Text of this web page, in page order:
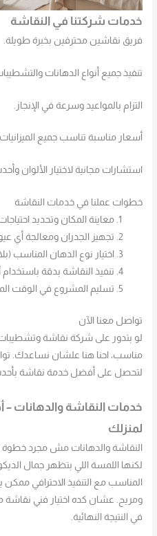
خدمات شركتنا في النقاشة
فريق نقاشين محترفين بخبرة طويلة.
تنفيذ جميع أنواع الدهانات
التزام بالمواعيد وسرعة في الإنجاز.
أسعار مناسبة تناسب جميع
استشارات مجانية لاختيار الألوان
خطوات عملنا في خدمات النقاشة
معاينة المكان وتحديد
تجهيز الجدران ومعالجة أي
اختيار نوع الدهان المناسب
تنفيذ النقاشة بدقة
تسليم المشروع في الوقت
تواصل معنا الآن
لو بتدور على شركة نقاشة
مناسب، احنا هنا علشان نساعدك.
لتحصل على أفضل خدمة نقاشة
خدمات النقاشة
لمنزلك
النقاشة والدهانات مش مجرد
لكنها اللمسة اللي بتظهر جمال
المناسب مع التنفيذ الاحترافي
ومريح. عشان كده اختيار فني نقاشة
في النتيجة النهائية.